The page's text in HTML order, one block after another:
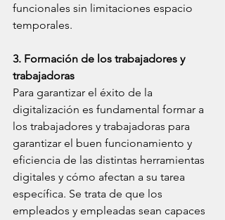
funcionales sin limitaciones espacio
temporales.
3. Formación de los trabajadores y
trabajadoras
Para garantizar el éxito de la
digitalización es fundamental formar a
los trabajadores y trabajadoras para
garantizar el buen funcionamiento y
eficiencia de las distintas herramientas
digitales y cómo afectan a su tarea
específica. Se trata de que los
empleados y empleadas sean capaces